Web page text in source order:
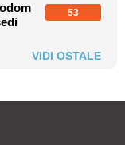
53
VIDI OSTALE